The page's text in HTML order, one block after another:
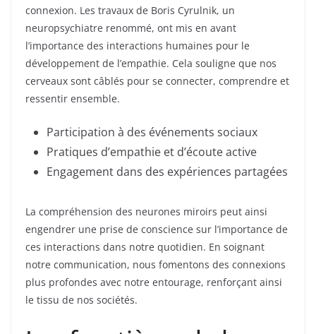
connexion. Les travaux de Boris Cyrulnik, un
neuropsychiatre renommé, ont mis en avant
l’importance des interactions humaines pour le
développement de l’empathie. Cela souligne que nos
cerveaux sont câblés pour se connecter, comprendre et
ressentir ensemble.
Participation à des événements sociaux
Pratiques d’empathie et d’écoute active
Engagement dans des expériences partagées
La compréhension des neurones miroirs peut ainsi
engendrer une prise de conscience sur l’importance de
ces interactions dans notre quotidien. En soignant
notre communication, nous fomentons des connexions
plus profondes avec notre entourage, renforçant ainsi
le tissu de nos sociétés.